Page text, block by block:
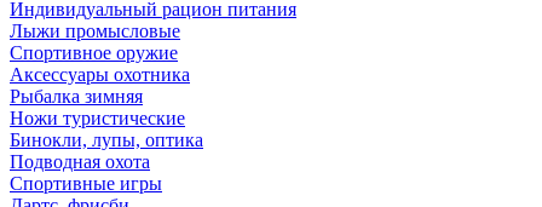
Индивидуальный рацион питания
Лыжи промысловые
Спортивное оружие
Аксессуары охотника
Рыбалка зимняя
Ножи туристические
Бинокли, лупы, оптика
Подводная охота
Спортивные игры